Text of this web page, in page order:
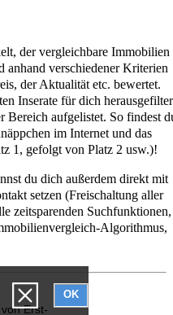
Erst-
OK
der vergleichbare Immobilien
anhand verschiedener Kriterien
der Aktualität etc. bewertet.
Inserate für dich
Bereich aufgelistet. So findest
im Internet und das
1, gefolgt von Platz 2 usw.)!
du dich außerdem direkt mit
setzen (Freischaltung aller
zeitsparenden Suchfunktionen,
Algorithmus,